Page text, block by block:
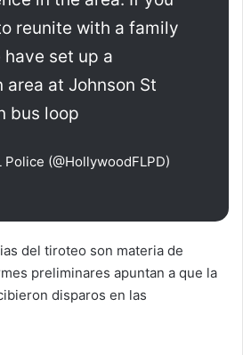
reunite with a family
have set up a
at Johnson St
bus loop
(@HollywoodFLPD)
del tiroteo son materia de
preliminares apuntan a que la
disparos en las